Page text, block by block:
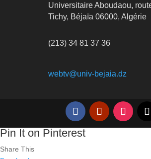
Universitaire Aboudaou,
Tichy, Béjaïa 06000, Algérie
(213) 34 81 37 36
webtv@univ-bejaia.dz
Pin It on Pinterest
Share This